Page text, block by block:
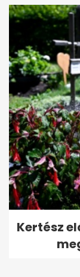
Kertész